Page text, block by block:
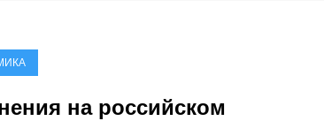
на российском